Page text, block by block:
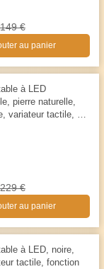
149 €
au panier
à LED
pierre naturelle,
variateur tactile, Ø
229 €
au panier
à LED, noire,
tactile, fonction